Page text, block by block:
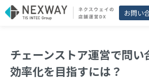
お問い
導入事例
ブログ
チェーンストア運営で問い
効率化を目指すには？